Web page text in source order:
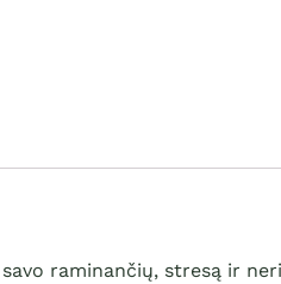
raminančių, stresą ir